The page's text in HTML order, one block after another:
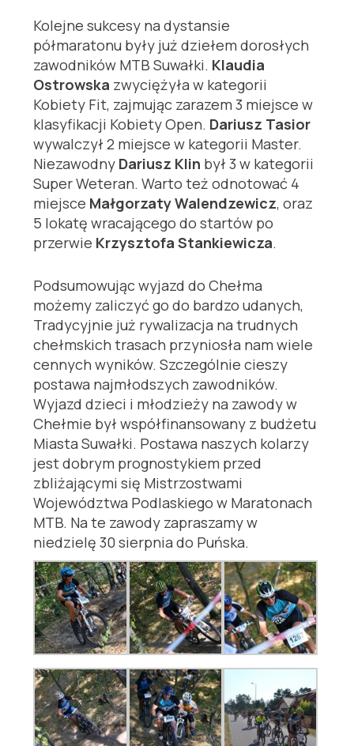
Kolejne sukcesy na dystansie
półmaratonu były już dziełem dorosłych
zawodników MTB Suwałki. Klaudia
Ostrowska zwyciężyła w kategorii
Kobiety Fit, zajmując zarazem 3 miejsce w
klasyfikacji Kobiety Open. Dariusz Tasior
wywalczył 2 miejsce w kategorii Master.
Niezawodny Dariusz Klin był 3 w kategorii
Super Weteran. Warto też odnotować 4
miejsce Małgorzaty Walendzewicz, oraz
5 lokatę wracającego do startów po
przerwie Krzysztofa Stankiewicza.
Podsumowując wyjazd do Chełma
możemy zaliczyć go do bardzo udanych,
Tradycyjnie już rywalizacja na trudnych
chełmskich trasach przyniosła nam wiele
cennych wyników. Szczególnie cieszy
postawa najmłodszych zawodników.
Wyjazd dzieci i młodzieży na zawody w
Chełmie był współfinansowany z budżetu
Miasta Suwałki. Postawa naszych kolarzy
jest dobrym prognostykiem przed
zbliżającymi się Mistrzostwami
Województwa Podlaskiego w Maratonach
MTB. Na te zawody zapraszamy w
niedzielę 30 sierpnia do Puńska.